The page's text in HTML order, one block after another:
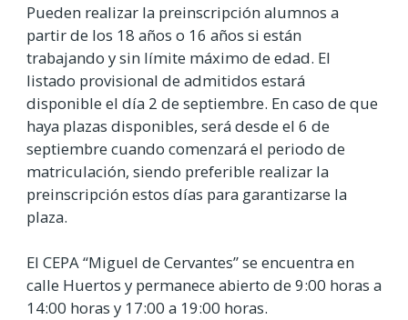
Pueden realizar la preinscripción alumnos a
partir de los 18 años o 16 años si están
trabajando y sin límite máximo de edad. El
listado provisional de admitidos estará
disponible el día 2 de septiembre. En caso de que
haya plazas disponibles, será desde el 6 de
septiembre cuando comenzará el periodo de
matriculación, siendo preferible realizar la
preinscripción estos días para garantizarse la
plaza.
El CEPA “Miguel de Cervantes” se encuentra en
calle Huertos y permanece abierto de 9:00 horas a
14:00 horas y 17:00 a 19:00 horas.